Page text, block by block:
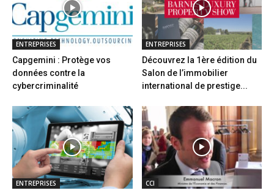
ENTREPRISES
Capgemini : Protège vos
données contre la
cybercriminalité
ENTREPRISES
Découvrez la 1ère édition du
Salon de l’immobilier
international de prestige...
ENTREPRISES CCI